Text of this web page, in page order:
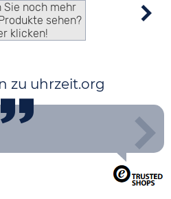
Sie noch mehr
sehen?
klicken!
zu uhrzeit.org